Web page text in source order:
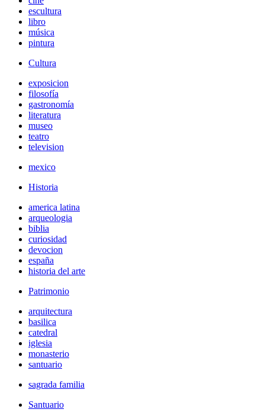
escultura
libro
música
pintura
Cultura
exposicion
filosofía
gastronomía
literatura
museo
teatro
television
mexico
Historia
america latina
arqueologia
biblia
curiosidad
devocion
españa
historia del arte
Patrimonio
arquitectura
basilica
catedral
iglesia
monasterio
santuario
sagrada familia
Santuario